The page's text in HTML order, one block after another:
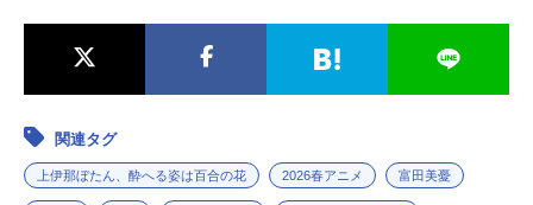
関連タグ
上伊那ぼたん、酔へる姿は百合の花 2026春アニメ 富田美憂